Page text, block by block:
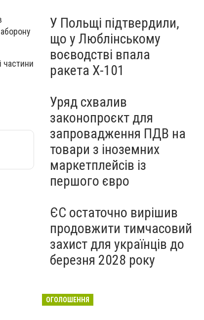
частини
У Польщі підтвердили,
що у Люблінському
воєводстві впала
ракета Х-101
Уряд схвалив
законопроєкт для
запровадження ПДВ на
товари з іноземних
маркетплейсів із
першого євро
ЄС остаточно вирішив
продовжити тимчасовий
захист для українців до
березня 2028 року
ОГОЛОШЕННЯ